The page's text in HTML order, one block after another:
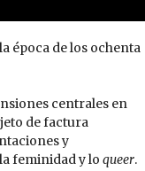
época de los ochenta
centrales en
de factura
y
feminidad y lo queer.